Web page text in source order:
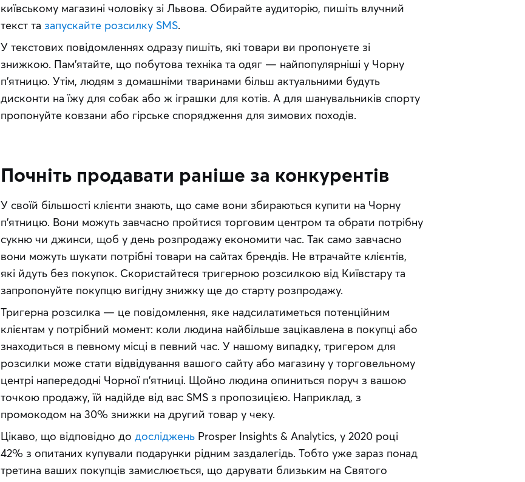
київському магазині чоловіку зі Львова. Обирайте аудиторію, пишіть влучний
текст та запускайте розсилку SMS.
У текстових повідомленнях одразу пишіть, які товари ви пропонуєте зі
знижкою. Пам’ятайте, що побутова техніка та одяг — найпопулярніші у Чорну
п’ятницю. Утім, людям з домашніми тваринами більш актуальними будуть
дисконти на їжу для собак або ж іграшки для котів. А для шанувальників спорту
пропонуйте ковзани або гірське спорядження для зимових походів.
Почніть продавати раніше за конкурентів
У своїй більшості клієнти знають, що саме вони збираються купити на Чорну
п’ятницю. Вони можуть завчасно пройтися торговим центром та обрати потрібну
сукню чи джинси, щоб у день розпродажу економити час. Так само завчасно
вони можуть шукати потрібні товари на сайтах брендів. Не втрачайте клієнтів,
які йдуть без покупок. Скористайтеся тригерною розсилкою від Київстару та
запропонуйте покупцю вигідну знижку ще до старту розпродажу.
Тригерна розсилка — це повідомлення, яке надсилатиметься потенційним
клієнтам у потрібний момент: коли людина найбільше зацікавлена в покупці або
знаходиться в певному місці в певний час. У нашому випадку, тригером для
розсилки може стати відвідування вашого сайту або магазину у торговельному
центрі напередодні Чорної п’ятниці. Щойно людина опиниться поруч з вашою
точкою продажу, їй надійде від вас SMS з пропозицією. Наприклад, з
промокодом на 30% знижки на другий товар у чеку.
Цікаво, що відповідно до досліджень Prosper Insights & Analytics, у 2020 році
42% з опитаних купували подарунки рідним заздалегідь. Тобто уже зараз понад
третина ваших покупців замислюється, що дарувати близьким на Святого